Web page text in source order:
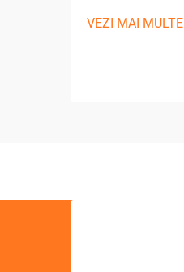
VEZI MAI MULTE